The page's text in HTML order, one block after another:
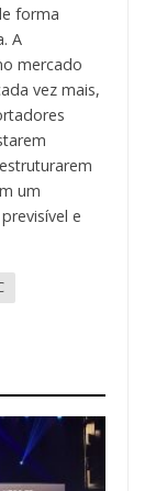
forma
A
mercado
vez mais,
um
e